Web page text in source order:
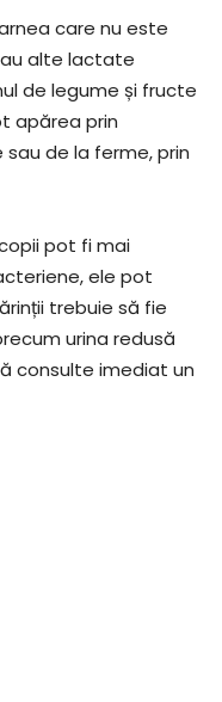
care nu este
alte lactate
de legume și fructe
apărea prin
de la ferme, prin
pot fi mai
ele pot
trebuie să fie
urina redusă
consulte imediat un